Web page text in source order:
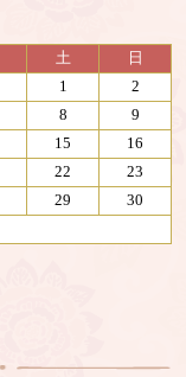
土
日
1
2
8
9
15
16
22
23
29
30